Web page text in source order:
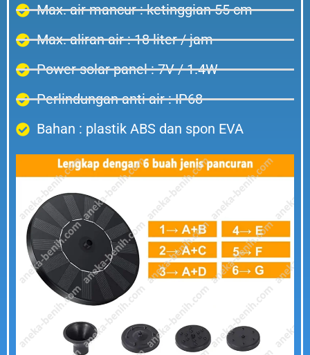
Max. air mancur : ketinggian 55 cm
Max. aliran air : 18 liter / jam
Power solar panel : 7V / 1.4W
Perlindungan anti air : IP68
Bahan : plastik ABS dan spon EVA